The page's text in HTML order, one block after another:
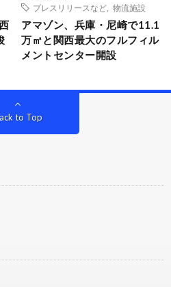
プレスリリースなど
物流施設
アマゾン、兵庫・尼崎で11.1
万㎡と関西最大のフルフィル
メントセンター開設
to Top